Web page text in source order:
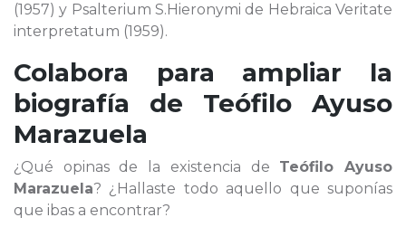
(1957) y Psalterium S.Hieronymi de Hebraica Veritate
interpretatum (1959).
Colabora para ampliar la
biografía de Teófilo Ayuso
Marazuela
¿Qué opinas de la existencia de Teófilo Ayuso
Marazuela? ¿Hallaste todo aquello que suponías
que ibas a encontrar?